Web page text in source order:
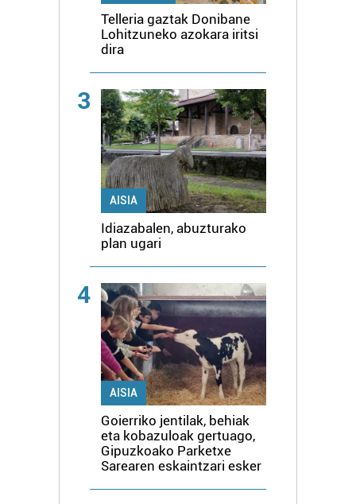
Telleria gaztak Donibane
Lohitzuneko azokara iritsi
dira
3
AISIA
Idiazabalen, abuzturako
plan ugari
4
AISIA
Goierriko jentilak, behiak
eta kobazuloak gertuago,
Gipuzkoako Parketxe
Sarearen eskaintzari esker